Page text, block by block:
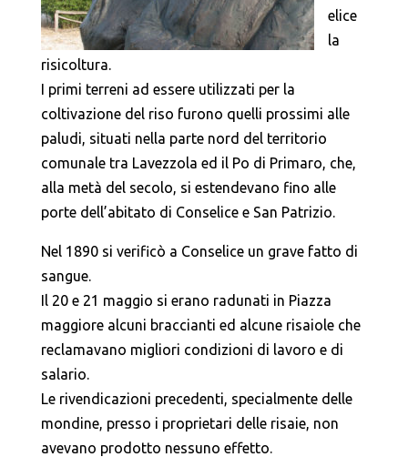
elice
la
risicoltura.
I primi terreni ad essere utilizzati per la
coltivazione del riso furono quelli prossimi alle
paludi, situati nella parte nord del territorio
comunale tra Lavezzola ed il Po di Primaro, che,
alla metà del secolo, si estendevano fino alle
porte dell’abitato di Conselice e San Patrizio.
Nel 1890 si verificò a Conselice un grave fatto di
sangue.
Il 20 e 21 maggio si erano radunati in Piazza
maggiore alcuni braccianti ed alcune risaiole che
reclamavano migliori condizioni di lavoro e di
salario.
Le rivendicazioni precedenti, specialmente delle
mondine, presso i proprietari delle risaie, non
avevano prodotto nessuno effetto.